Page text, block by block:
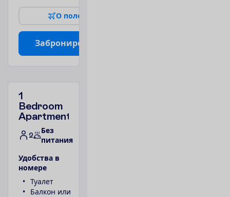
О поле
Заброниро
1
Bedroom
Apartment
2
Без
питания
Удобства в
номере
Туалет
Балкон или